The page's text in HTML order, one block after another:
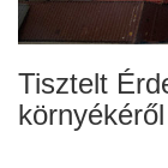
Tisztelt